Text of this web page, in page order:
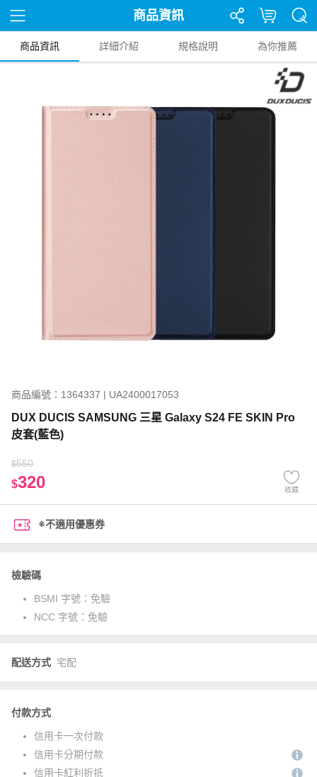
商品資訊
商品資訊 詳細介紹 規格說明 為你推薦
商品編號：1364337 | UA2400017053
DUX DUCIS SAMSUNG 三星 Galaxy S24 FE SKIN Pro
皮套(藍色)
$550
$320 收藏
※不適用優惠券
檢驗碼
BSMI 字號： 免驗
NCC 字號： 免驗
配送方式 宅配
付款方式
信用卡一次付款
信用卡分期付款
信用卡紅利折抵